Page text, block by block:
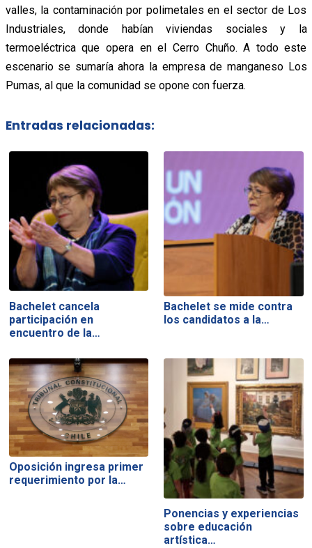
valles, la contaminación por polimetales en el sector de Los
Industriales, donde habían viviendas sociales y la
termoeléctrica que opera en el Cerro Chuño. A todo este
escenario se sumaría ahora la empresa de manganeso Los
Pumas, al que la comunidad se opone con fuerza.
Entradas relacionadas:
Bachelet cancela
participación en
encuentro de la…
Bachelet se mide contra
los candidatos a la…
Oposición ingresa primer
requerimiento por la…
Ponencias y experiencias
sobre educación
artística…